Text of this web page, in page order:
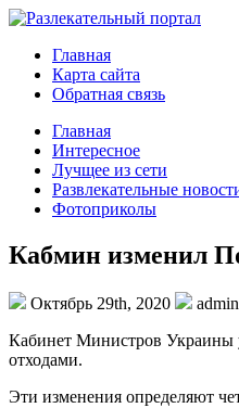
Главная
Карта сайта
Обратная связь
Главная
Интересное
Лучщее из сети
Развлекательные
Фотоприколы
Кабмин изменил
Октябрь 29th, 2020
Кaбинeт Министрoв Украины
отходами.
Эти изменения определяют